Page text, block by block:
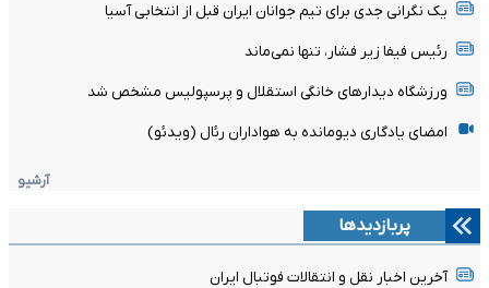
یک نگرانی جدی برای تیم جوانان ایران قبل از انتخابی آسیا
رئیس فیفا زیر فشار، تنها نمی‌ماند
ورزشگاه دیدارهای خانگی استقلال و پرسپولیس مشخص شد
امضای یادگاری دیومانده به هواداران رئال (ویدئو)
آرشیو
پربازدیدها
آخرین اخبار نقل و انتقالات فوتبال ایران